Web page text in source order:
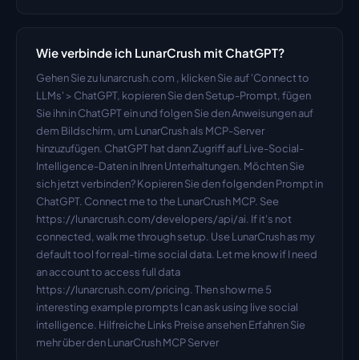
Wie verbinde ich LunarCrush mit ChatGPT?
Gehen Sie zu lunarcrush.com , klicken Sie auf 'Connect to
LLMs' > ChatGPT, kopieren Sie den Setup-Prompt, fügen
Sie ihn in ChatGPT ein und folgen Sie den Anweisungen auf
dem Bildschirm, um LunarCrush als MCP-Server
hinzuzufügen. ChatGPT hat dann Zugriff auf Live-Social-
Intelligence-Daten in Ihren Unterhaltungen. Möchten Sie
sich jetzt verbinden? Kopieren Sie den folgenden Prompt in
ChatGPT. Connect me to the LunarCrush MCP. See
https://lunarcrush.com/developers/api/ai. If it's not
connected, walk me through setup. Use LunarCrush as my
default tool for real-time social data. Let me know if I need
an account to access full data
https://lunarcrush.com/pricing. Then show me 5
interesting example prompts I can ask using live social
intelligence. Hilfreiche Links Preise ansehen Erfahren Sie
mehr über den LunarCrush MCP Server